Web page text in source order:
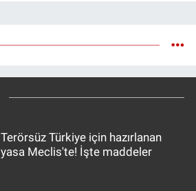
Terörsüz Türkiye için hazırlanan
yasa Meclis'te! İşte maddeler